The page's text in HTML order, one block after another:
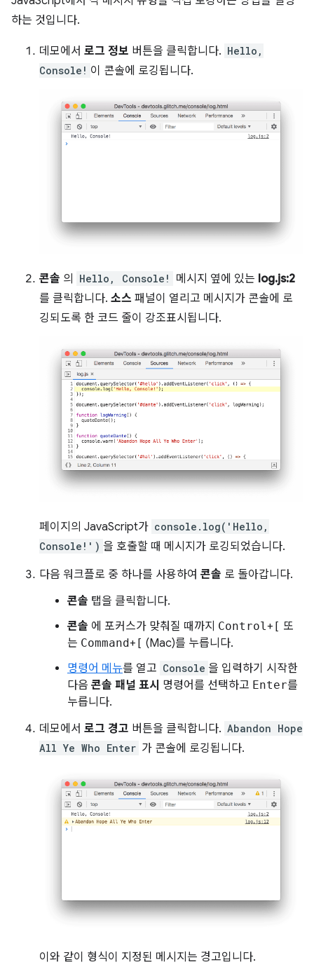
하는 것입니다.
데모에서 로그 정보 버튼을 클릭합니다. Hello,
Console! 이 콘솔에 로깅됩니다.
콘솔 의 Hello, Console! 메시지 옆에 있는 log.js:2
를 클릭합니다. 소스 패널이 열리고 메시지가 콘솔에 로
깅되도록 한 코드 줄이 강조표시됩니다.
페이지의 JavaScript가 console.log('Hello,
Console!') 을 호출할 때 메시지가 로깅되었습니다.
다음 워크플로 중 하나를 사용하여 콘솔 로 돌아갑니다.
콘솔 탭을 클릭합니다.
콘솔 에 포커스가 맞춰질 때까지 Control+ [ 또
는 Command+ [ (Mac)를 누릅니다.
명령어 메뉴를 열고 Console 을 입력하기 시작한
다음 콘솔 패널 표시 명령어를 선택하고 Enter를
누릅니다.
데모에서 로그 경고 버튼을 클릭합니다. Abandon Hope
All Ye Who Enter 가 콘솔에 로깅됩니다.
이와 같이 형식이 지정된 메시지는 경고입니다.